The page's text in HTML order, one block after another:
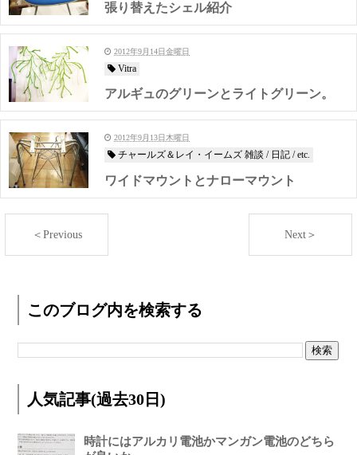
張り替えたシェル紹介
2012年9月14日金曜日
Vitra
アルギュのグリーンとライトグリーン。
2012年9月13日木曜日
チャールズ＆レイ・イームズ 雑談 / 日記 / etc.
ワイドマウントとナローマウント
＜Previous Next＞
このブログ内を検索する
人気記事(過去30日)
時計にはアルカリ電池かマンガン電池のどちら